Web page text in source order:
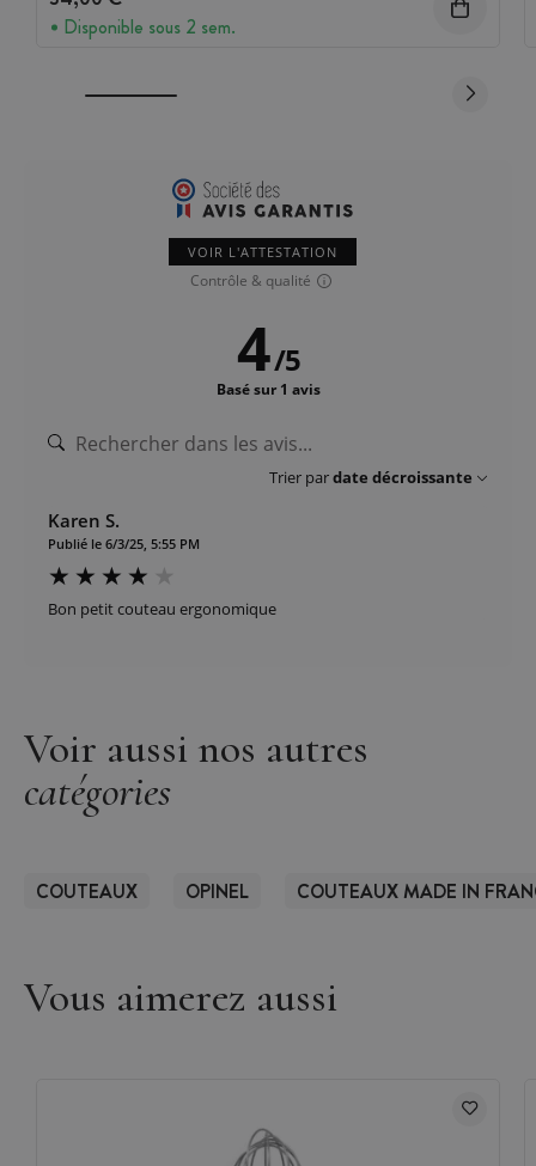
Disponible sous 2 sem.
VOIR L'ATTESTATION
Contrôle & qualité
4/5
Basé sur 1 avis
Trier pardate décroissante
Karen S.
Publié le 6/3/25, 5:55 PM
Bon petit couteau ergonomique
Voir aussi nos autres
catégories
COUTEAUX OPINEL COUTEAUX MADE IN
Vous aimerez aussi